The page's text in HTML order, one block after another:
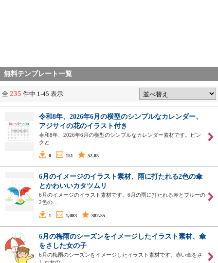
無料テンプレート一覧
全 235 件中 1-45 表示
令和8年、2026年6月の横型のシンプルなカレンダー、
アジサイの花のイラスト付き
令和8年、2026年6月の横型のシンプルなカレンダー素材です。ピン
クと…
0 151 52.85
6月のイメージのイラスト素材、雨に打たれる2色の傘
とかわいいカタツムリ
6月のイメージのイラスト素材です。6月の雨に打たれる赤とブルーの
2色の…
1 1,083 382.55
6月の梅雨のシーズンをイメージしたイラスト素材、傘
をさした女の子
6月の梅雨のシーズンをイメージしたイラスト素材です。赤い傘をさ